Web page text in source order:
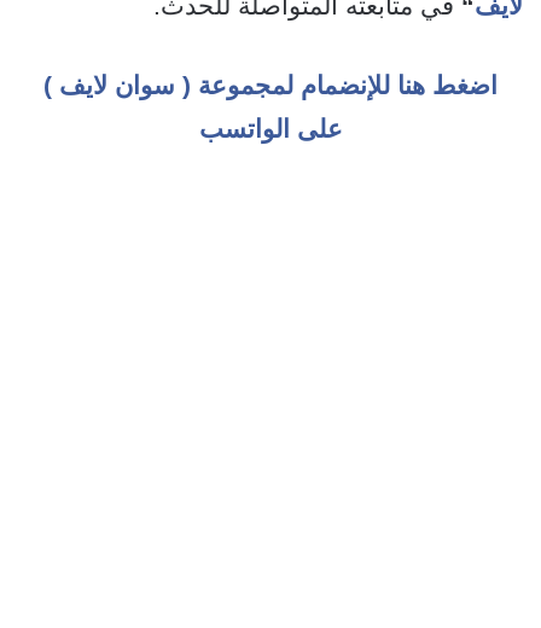
اضغط هنا للإنضمام لمجموعة ( سوان لايف )
على الواتسب